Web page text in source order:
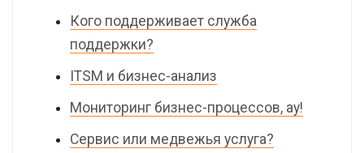
Кого поддерживает служба
поддержки?
ITSM и бизнес-анализ
Мониторинг бизнес-процессов, ау!
Сервис или медвежья услуга?